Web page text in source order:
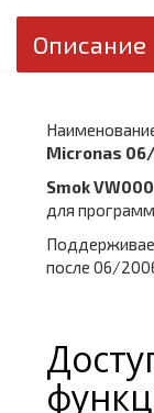
Описание
Micronas 06/
Smok
для
после 06/